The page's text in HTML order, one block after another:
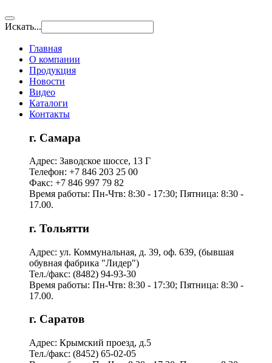
Искать...
Главная
О компании
Продукция
Новости
Видео
Каталоги
Контакты
г. Самара
Адрес: Заводское шоссе, 13 Г
Телефон: +7 846 203 25 00
Факс: +7 846 997 79 82
Время работы: Пн-Чтв: 8:30 - 17:30; Пятница: 8:30 -
17.00.
г. Тольятти
Адрес: ул. Коммунальная, д. 39, оф. 639, (бывшая
обувная фабрика "Лидер")
Тел./факс: (8482) 94-93-30
Время работы: Пн-Чтв: 8:30 - 17:30; Пятница: 8:30 -
17.00.
г. Саратов
Адрес: Крымский проезд, д.5
Тел./факс: (8452) 65-02-05